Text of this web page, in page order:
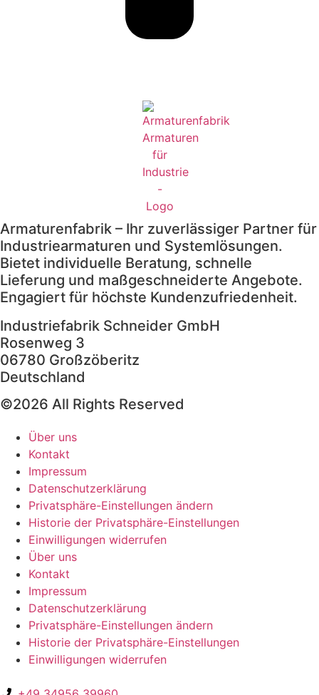
Armaturenfabrik – Ihr zuverlässiger Partner für
Industriearmaturen und Systemlösungen.
Bietet individuelle Beratung, schnelle
Lieferung und maßgeschneiderte Angebote.
Engagiert für höchste Kundenzufriedenheit.
Industriefabrik Schneider GmbH
Rosenweg 3
06780 Großzöberitz
Deutschland
©2026 All Rights Reserved
Über uns
Kontakt
Impressum
Datenschutzerklärung
Privatsphäre-Einstellungen ändern
Historie der Privatsphäre-Einstellungen
Einwilligungen widerrufen
Über uns
Kontakt
Impressum
Datenschutzerklärung
Privatsphäre-Einstellungen ändern
Historie der Privatsphäre-Einstellungen
Einwilligungen widerrufen